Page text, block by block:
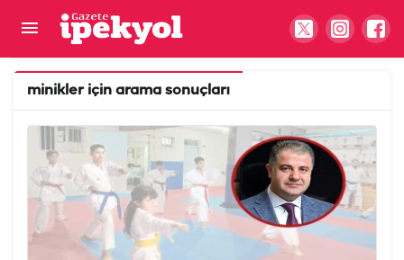
minikler için arama sonuçları